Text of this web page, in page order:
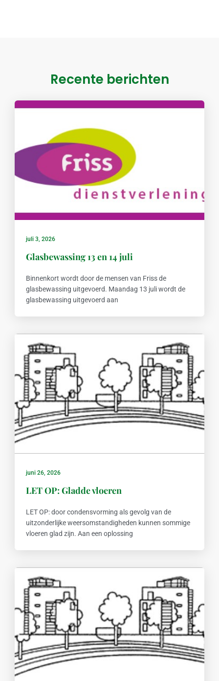
Recente berichten
juli 3, 2026
Glasbewassing 13 en 14 juli
Binnenkort wordt door de mensen van Friss de
glasbewassing uitgevoerd. Maandag 13 juli wordt de
glasbewassing uitgevoerd aan
juni 26, 2026
LET OP: Gladde vloeren
LET OP: door condensvorming als gevolg van de
uitzonderlijke weersomstandigheden kunnen sommige
vloeren glad zijn. Aan een oplossing